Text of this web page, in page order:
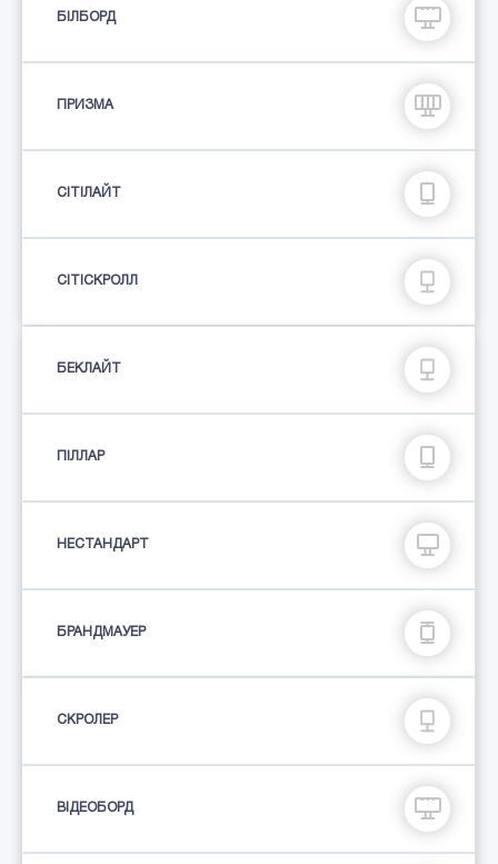
БІЛБОРД
ПРИЗМА
СIТIЛАЙТ
СІТІСКРОЛЛ
БЕКЛАЙТ
ПIЛЛАР
НЕСТАНДАРТ
БРАНДМАУЕР
СКРОЛЕР
ВІДЕОБОРД